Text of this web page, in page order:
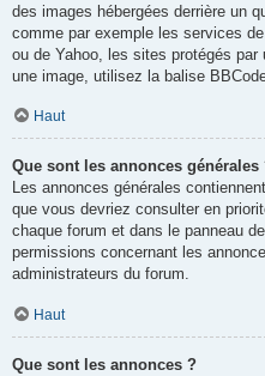
des images hébergées derrière un
comme par exemple les services
ou de Yahoo, les sites protégés
une image, utilisez la balise
Haut
Que sont les annonces générales
Les annonces générales
que vous devriez consulter en
chaque forum et dans le panneau
permissions concernant les
administrateurs du forum.
Haut
Que sont les annonces ?